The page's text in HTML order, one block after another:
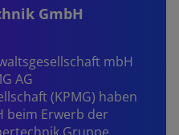
GmbH
mbH
AG
(KPMG) haben
beim Erwerb der